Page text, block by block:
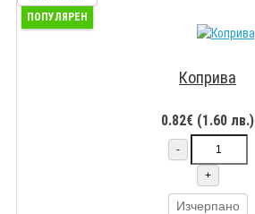
ПОПУЛЯРЕН
Коприва
0.82€ (1.60 лв.)
-
+
Изчерпано